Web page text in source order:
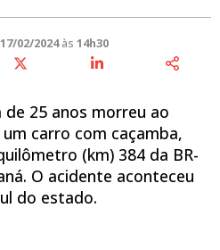
17/02/2024às 14h30
25 anos morreu ao
carro com caçamba,
(km) 384 da BR-
O acidente aconteceu
do estado.